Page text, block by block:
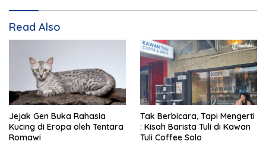
Read Also
Jejak Gen Buka Rahasia
Kucing di Eropa oleh Tentara
Romawi
Tak Berbicara, Tapi Mengerti
: Kisah Barista Tuli di Kawan
Tuli Coffee Solo